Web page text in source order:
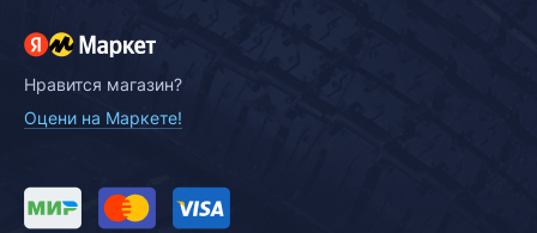
Нравится магазин?
Оцени на Маркете!